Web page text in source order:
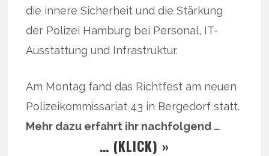
die innere Sicherheit und die Stärkung
der Polizei Hamburg bei Personal, IT-
Ausstattung und Infrastruktur.
Am Montag fand das Richtfest am neuen
Polizeikommissariat 43 in Bergedorf statt.
Mehr dazu erfahrt ihr nachfolgend …
… (KLICK) »